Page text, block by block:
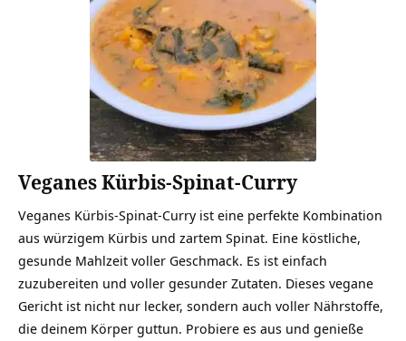
Veganes Kürbis-Spinat-Curry
Veganes Kürbis-Spinat-Curry ist eine perfekte Kombination
aus würzigem Kürbis und zartem Spinat. Eine köstliche,
gesunde Mahlzeit voller Geschmack. Es ist einfach
zuzubereiten und voller gesunder Zutaten. Dieses vegane
Gericht ist nicht nur lecker, sondern auch voller Nährstoffe,
die deinem Körper guttun. Probiere es aus und genieße